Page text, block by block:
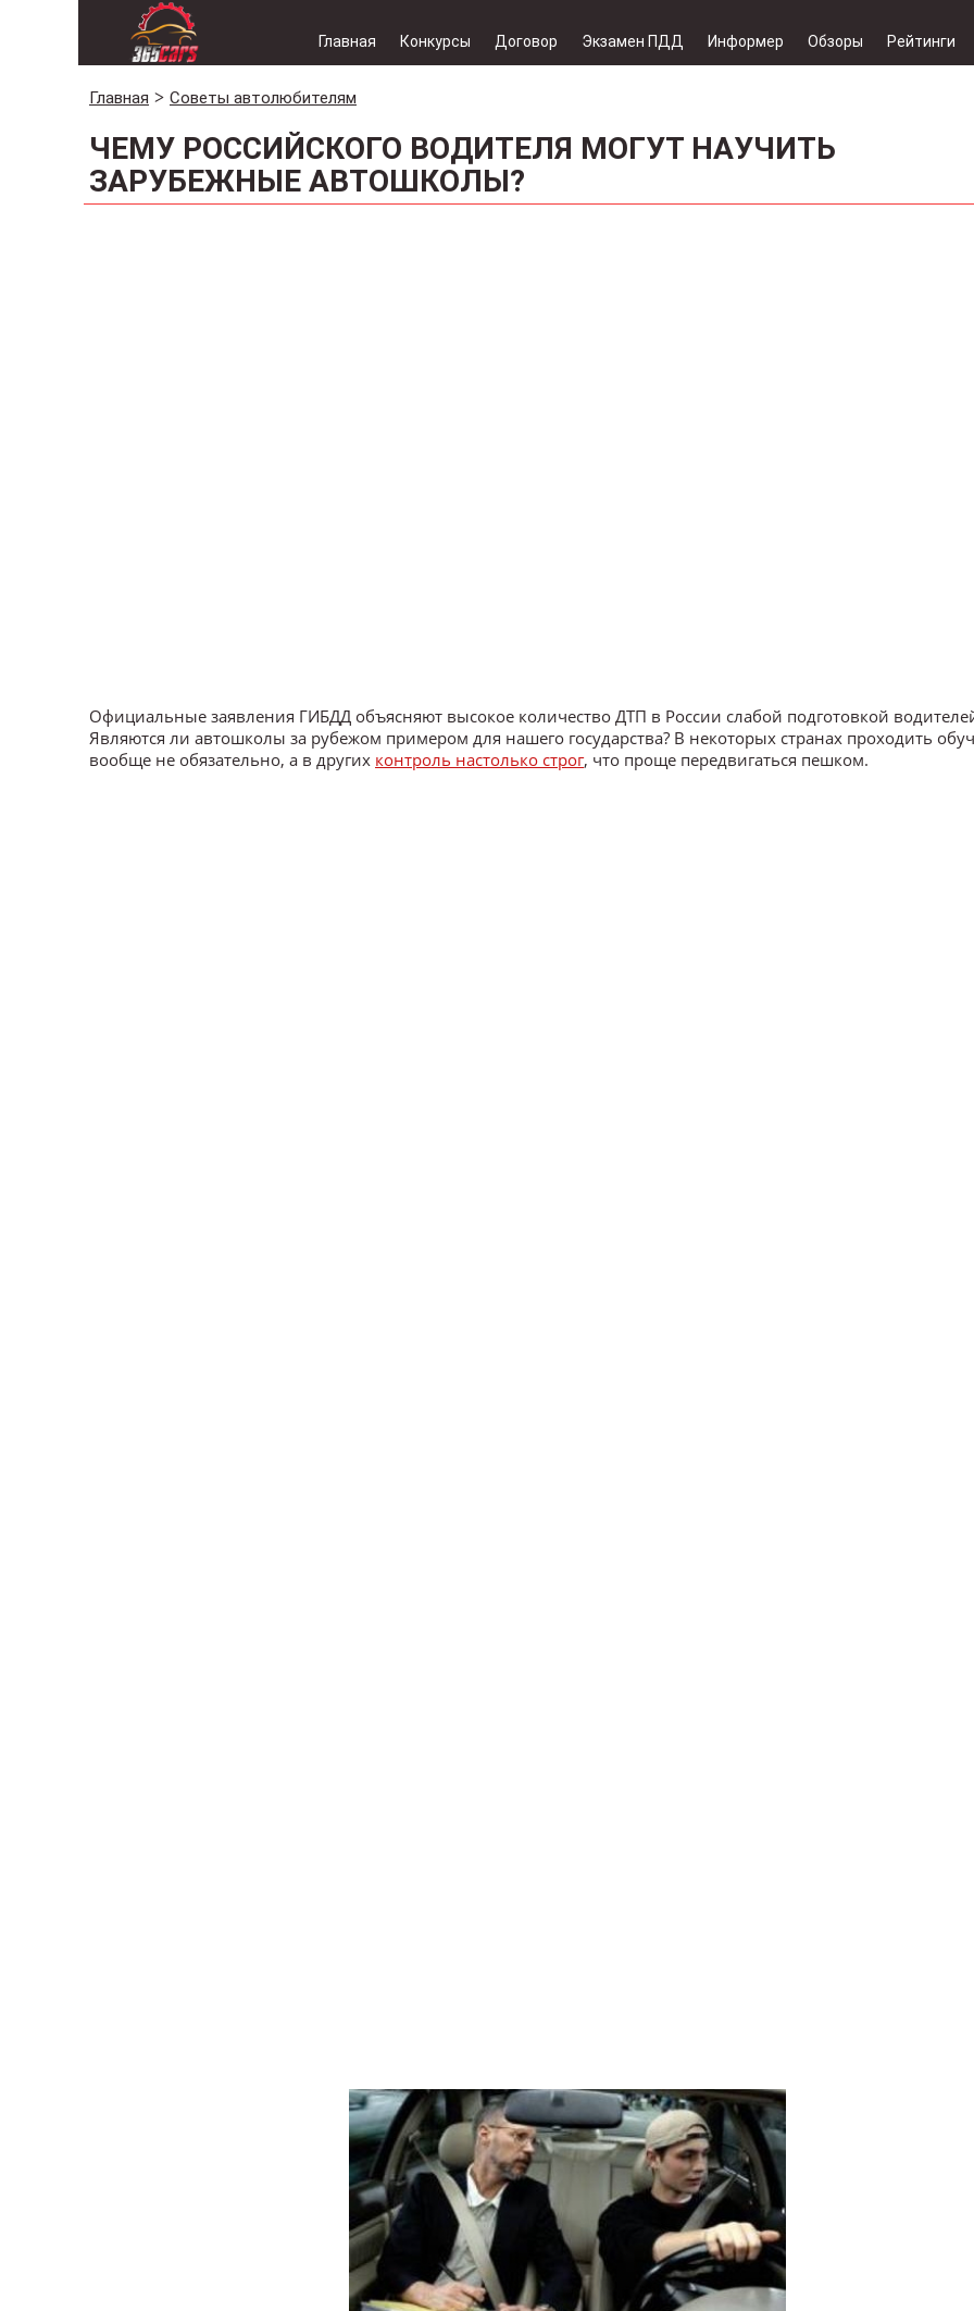
Главная Конкурсы Договор Экзамен ПДД Информер Обзоры Рейтинги
Главная Советы автолюбителям
ЧЕМУ РОССИЙСКОГО ВОДИТЕЛЯ МОГУТ НАУЧИТЬ
ЗАРУБЕЖНЫЕ АВТОШКОЛЫ?
Официальные заявления ГИБДД объясняют высокое количество ДТП в России слабой подготовкой
Являются ли автошколы за рубежом примером для нашего государства? В некоторых странах проходить
вообще не обязательно, а в других контроль настолько строг, что проще передвигаться пешком.